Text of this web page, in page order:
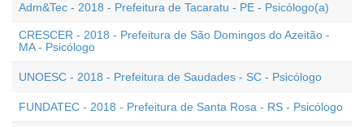
Adm&Tec - 2018 - Prefeitura de Tacaratu - PE - Psicólogo(a)
CRESCER - 2018 - Prefeitura de São Domingos do Azeitão -
MA - Psicólogo
UNOESC - 2018 - Prefeitura de Saudades - SC - Psicólogo
FUNDATEC - 2018 - Prefeitura de Santa Rosa - RS - Psicólogo